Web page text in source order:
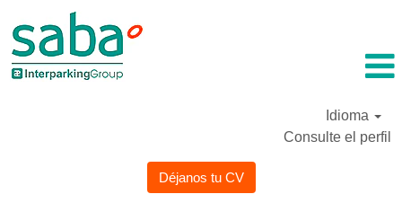
Idioma
Consulte el perfil
Déjanos tu CV